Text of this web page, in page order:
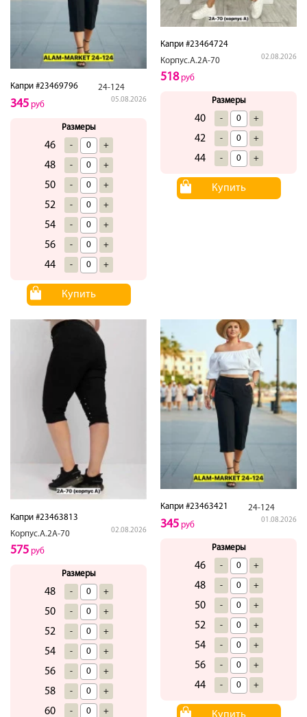
Капри #23469796 24-124
05.08.2026
345 руб
Размеры
46 - +
48 - +
50 - +
52 - +
54 - +
56 - +
44 - +
Купить
Капри #23464724
Корпус.А.2А-70
02.08.2026
518руб
Размеры
40 - +
42 - +
44 - +
Купить
Капри #23463813
Корпус.А.2А-70
02.08.2026
575 руб
Размеры
48 - +
50 - +
52 - +
54 - +
56 - +
58 - +
60 - +
Капри #23463421 24-124
01.08.2026
345 руб
Размеры
46 - +
48 - +
50 - +
52 - +
54 - +
56 - +
44 - +